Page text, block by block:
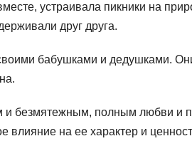
устраивала пикники на
друг друга.
бабушками и дедушками.
и безмятежным, полным любви и
влияние на ее характер и